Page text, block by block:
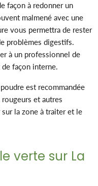
façon à redonner un
malmené avec une
vous permettra de rester
problèmes digestifs.
à un professionnel de
façon interne.
est recommandée
et autres
la zone à traiter et le
verte sur La